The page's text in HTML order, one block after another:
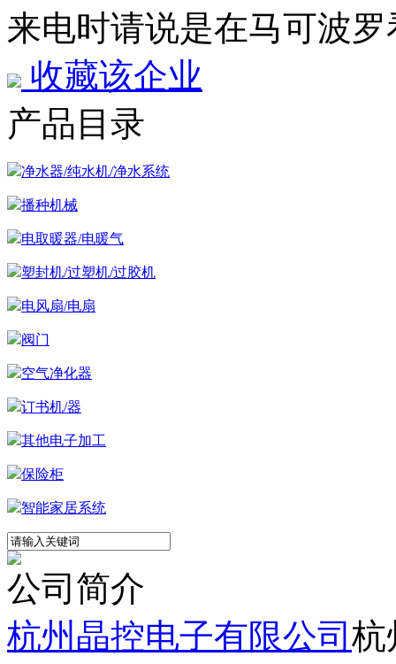
来电时请说是在马可波
收藏该企业
产品目录
净水器/纯水机/净水系统
播种机械
电取暖器/电暖气
塑封机/过塑机/过胶机
电风扇/电扇
阀门
空气净化器
订书机/器
其他电子加工
保险柜
智能家居系统
公司简介
杭州晶控电子有限公司 杭